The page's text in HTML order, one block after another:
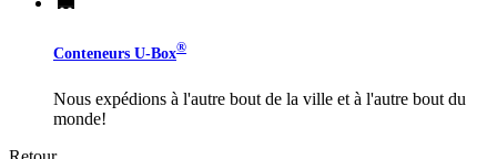
Conteneurs U-Box®
Nous expédions à l'autre bout de la ville et à l'autre bout du
monde!